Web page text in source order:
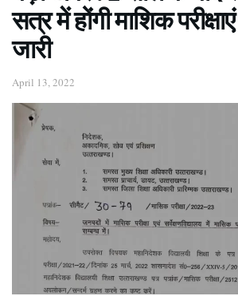
सत्र में होंगी माशिक
जारी
April 13, 2022